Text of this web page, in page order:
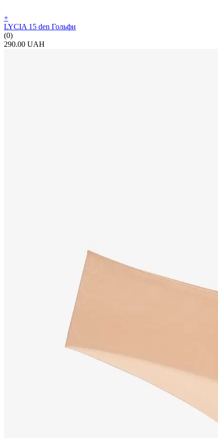
+
LYCIA 15 den Гольфи
(0)
290.00 UAH